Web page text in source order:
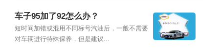
车子95加了92怎么办？
短时间加错或混用不同标号汽油后，一般不需要
对车辆进行特殊保养，但是建议...